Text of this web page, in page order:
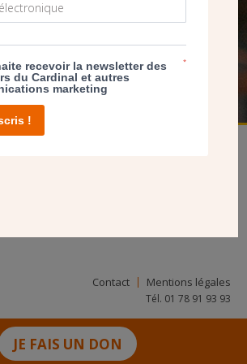
JE FAIS UN DON
D’AGIR
FAIRE UN DON
twitteryoutubelinkedininstagramPinterest
Contact Mentions légales
Tél. 01 78 91 93 93
recevoir la newsletter des
du Cardinal et autres
marketing
*
!